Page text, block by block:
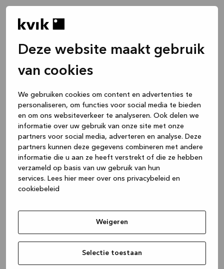
Deze website maakt gebruik
van cookies
We gebruiken cookies om content en advertenties te
personaliseren, om functies voor social media te bieden
en om ons websiteverkeer te analyseren. Ook delen we
informatie over uw gebruik van onze site met onze
partners voor social media, adverteren en analyse. Deze
partners kunnen deze gegevens combineren met andere
informatie die u aan ze heeft verstrekt of die ze hebben
verzameld op basis van uw gebruik van hun
services. Lees hier meer over ons privacybeleid en
cookiebeleid
Weigeren
Selectie toestaan
(see the browser console for more
information).